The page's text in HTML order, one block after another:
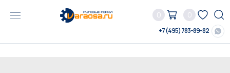
0 0
+7 (495) 783-89-82